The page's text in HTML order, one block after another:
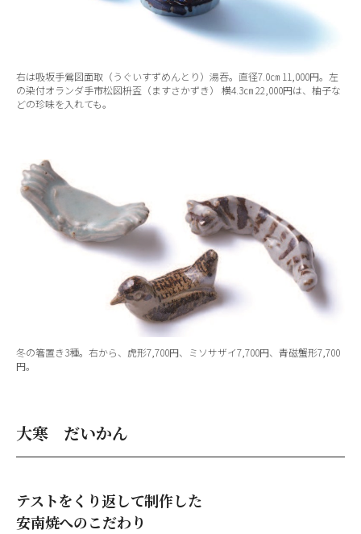
右は吸坂手鶯図面取（うぐいすずめんとり）湯吞。直径7.0㎝ 11,000円。左
の染付オランダ手市松図枡盃（ますさかずき） 横4.3㎝ 22,000円は、柚子な
どの珍味を入れても。
冬の箸置き3種。右から、虎形7,700円、ミソサザイ7,700円、青磁蟹形7,700
円。
大寒 だいかん
テストをくり返して制作した
安南焼へのこだわり